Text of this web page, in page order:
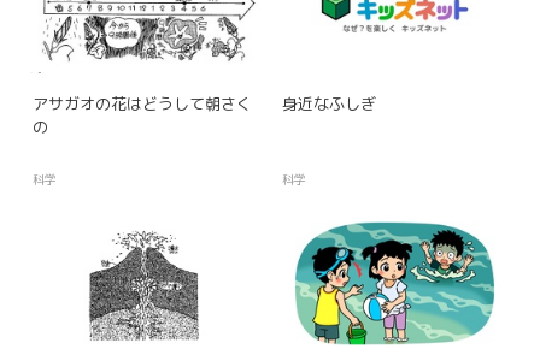
アサガオの花はどうして朝さく
の
科学
身近なふしぎ
科学